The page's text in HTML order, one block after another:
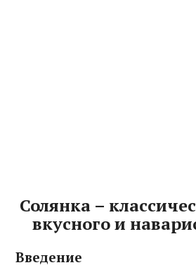
Солянка –
вкусного и
Введение